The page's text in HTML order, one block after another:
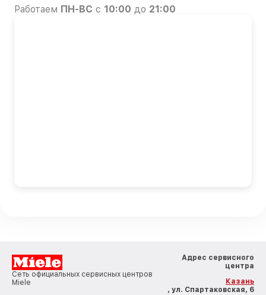
Работаем ПН-ВС с 10:00 до 21:00
Сеть официальных сервисных центров
Miele
Адрес сервисного
центра
Казань
, ул. Спартаковская, 6